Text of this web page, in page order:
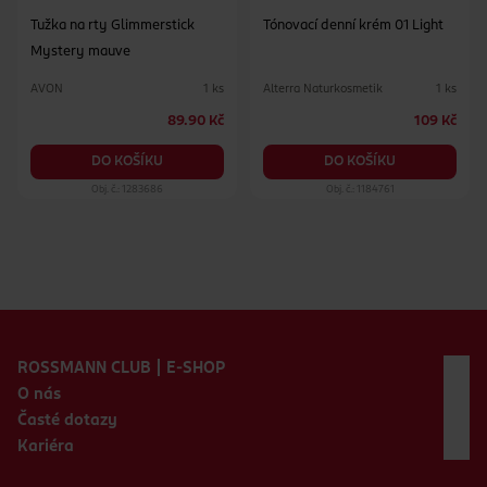
Tužka na rty Glimmerstick
Mystery mauve
AVON 1 ks
89.90 Kč
DO KOŠÍKU
Obj. č.: 1283686
Tónovací denní krém 01 Light
Alterra Naturkosmetik 1 ks
109 Kč
DO KOŠÍKU
Obj. č.: 1184761
ROSSMANN CLUB | E-SHOP
O nás
Časté dotazy
Kariéra